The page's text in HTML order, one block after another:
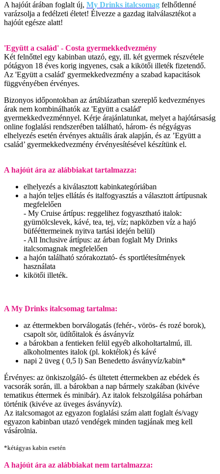
A hajóút árában foglalt új, My Drinks italcsomag felhőtlenné
varázsolja a fedélzeti életet! Élvezze a gazdag italválasztékot a
hajóút egésze alatt!
'Együtt a család' - Costa gyermekkedvezmény
Két felnőttel egy kabinban utazó, egy, ill. két gyermek részvétele
pótágyon 18 éves korig ingyenes, csak a kikötői illeték fizetendő.
Az 'Együtt a család' gyermekkedvezmény a szabad kapacitások
függvényében érvényes.
Bizonyos időpontokban az ártáblázatban szereplő kedvezményes
árak nem kombinálhatók az 'Együtt a család'
gyermekkedvezménnyel. Kérje árajánlatunkat, melyet a hajótársaság
online foglalási rendszerében található, három- és négyágyas
elhelyezés esetén érvényes aktuális árak alapján, és az ’Együtt a
család’ gyermekkedvezmény érvényesítésével készítünk el.
A hajóút ára az alábbiakat tartalmazza:
elhelyezés a kiválasztott kabinkategóriában
a hajón teljes ellátás és italfogyasztás a választott ártípusnak
megfelelően
- My Cruise ártípus: reggelihez fogyasztható italok:
gyümölcslevek, kávé, tea, tej, víz; napközben víz a hajó
büfééttermeinek nyitva tartási idején belül)
- All Inclusive ártípus: az árban foglalt My Drinks
italcsomagnak megfelelően
a hajón található szórakoztató- és sportlétesítmények
használata
kikötői illeték.
A My Drinks italcsomag tartalma:
az éttermekben borválogatás (fehér-, vörös- és rozé borok),
csapolt sör, üdítőitalok és ásványvíz
a bárokban a fentieken felül egyéb alkoholtartalmú, ill.
alkoholmentes italok (pl. koktélok) és kávé
napi 2 üveg ( 0,5 l) San Benedetto ásványvíz/kabin*
Érvényes: az önkiszolgáló- és ültetett éttermekben az ebédek és
vacsorák során, ill. a bárokban a nap bármely szakában (kivéve
tematikus éttermek és minibár). Az italok felszolgálása pohárban
történik (kivéve az üveges ásványvíz).
Az italcsomagot az egyazon foglalási szám alatt foglalt és/vagy
egyazon kabinban utazó vendégek minden tagjának meg kell
vásárolnia.
*kétágyas kabin esetén
A hajóút ára az alábbiakat nem tartalmazza: